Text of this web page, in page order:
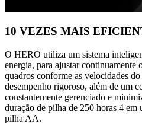
10 VEZES MAIS
O HERO utiliza um sistema
energia, para ajustar continuamente
quadros conforme as velocidades
desempenho rigoroso, além de um
constantemente gerenciado e
duração de pilha de 250 horas 4 em
pilha AA.